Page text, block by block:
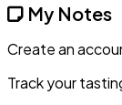
My Notes
Create an
Track your